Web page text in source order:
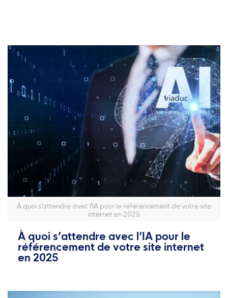
À quoi s'attendre avec l'IA pour le référencement de votre site
internet en 2025
À quoi s’attendre avec l’IA pour le
référencement de votre site internet
en 2025